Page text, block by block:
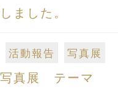
ました。
活動報告 写真展
真展 テーマ